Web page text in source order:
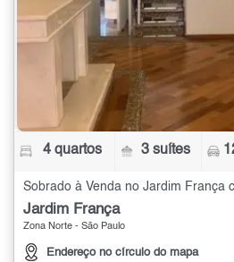
4 quartos 3 suítes
Sobrado à Venda no Jardim França
Jardim França
Zona Norte - São Paulo
Endereço no círculo do mapa